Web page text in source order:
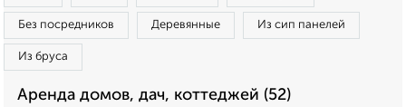
Без посредников Деревянные Из сип панелей
Из бруса
Аренда домов, дач, коттеджей (52)